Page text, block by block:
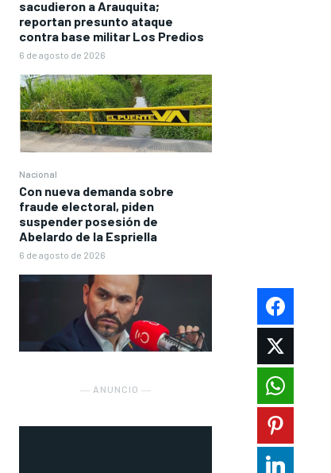
sacudieron a Arauquita;
reportan presunto ataque
contra base militar Los Predios
6 de agosto de 2026
Nacional
Con nueva demanda sobre
fraude electoral, piden
suspender posesión de
Abelardo de la Espriella
6 de agosto de 2026
― ANUNCIO ―